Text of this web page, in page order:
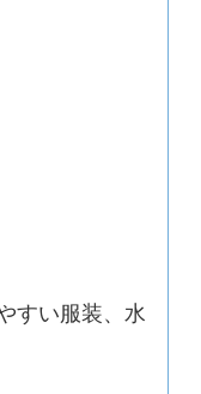
すい服装、水